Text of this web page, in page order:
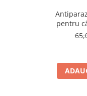
pentru